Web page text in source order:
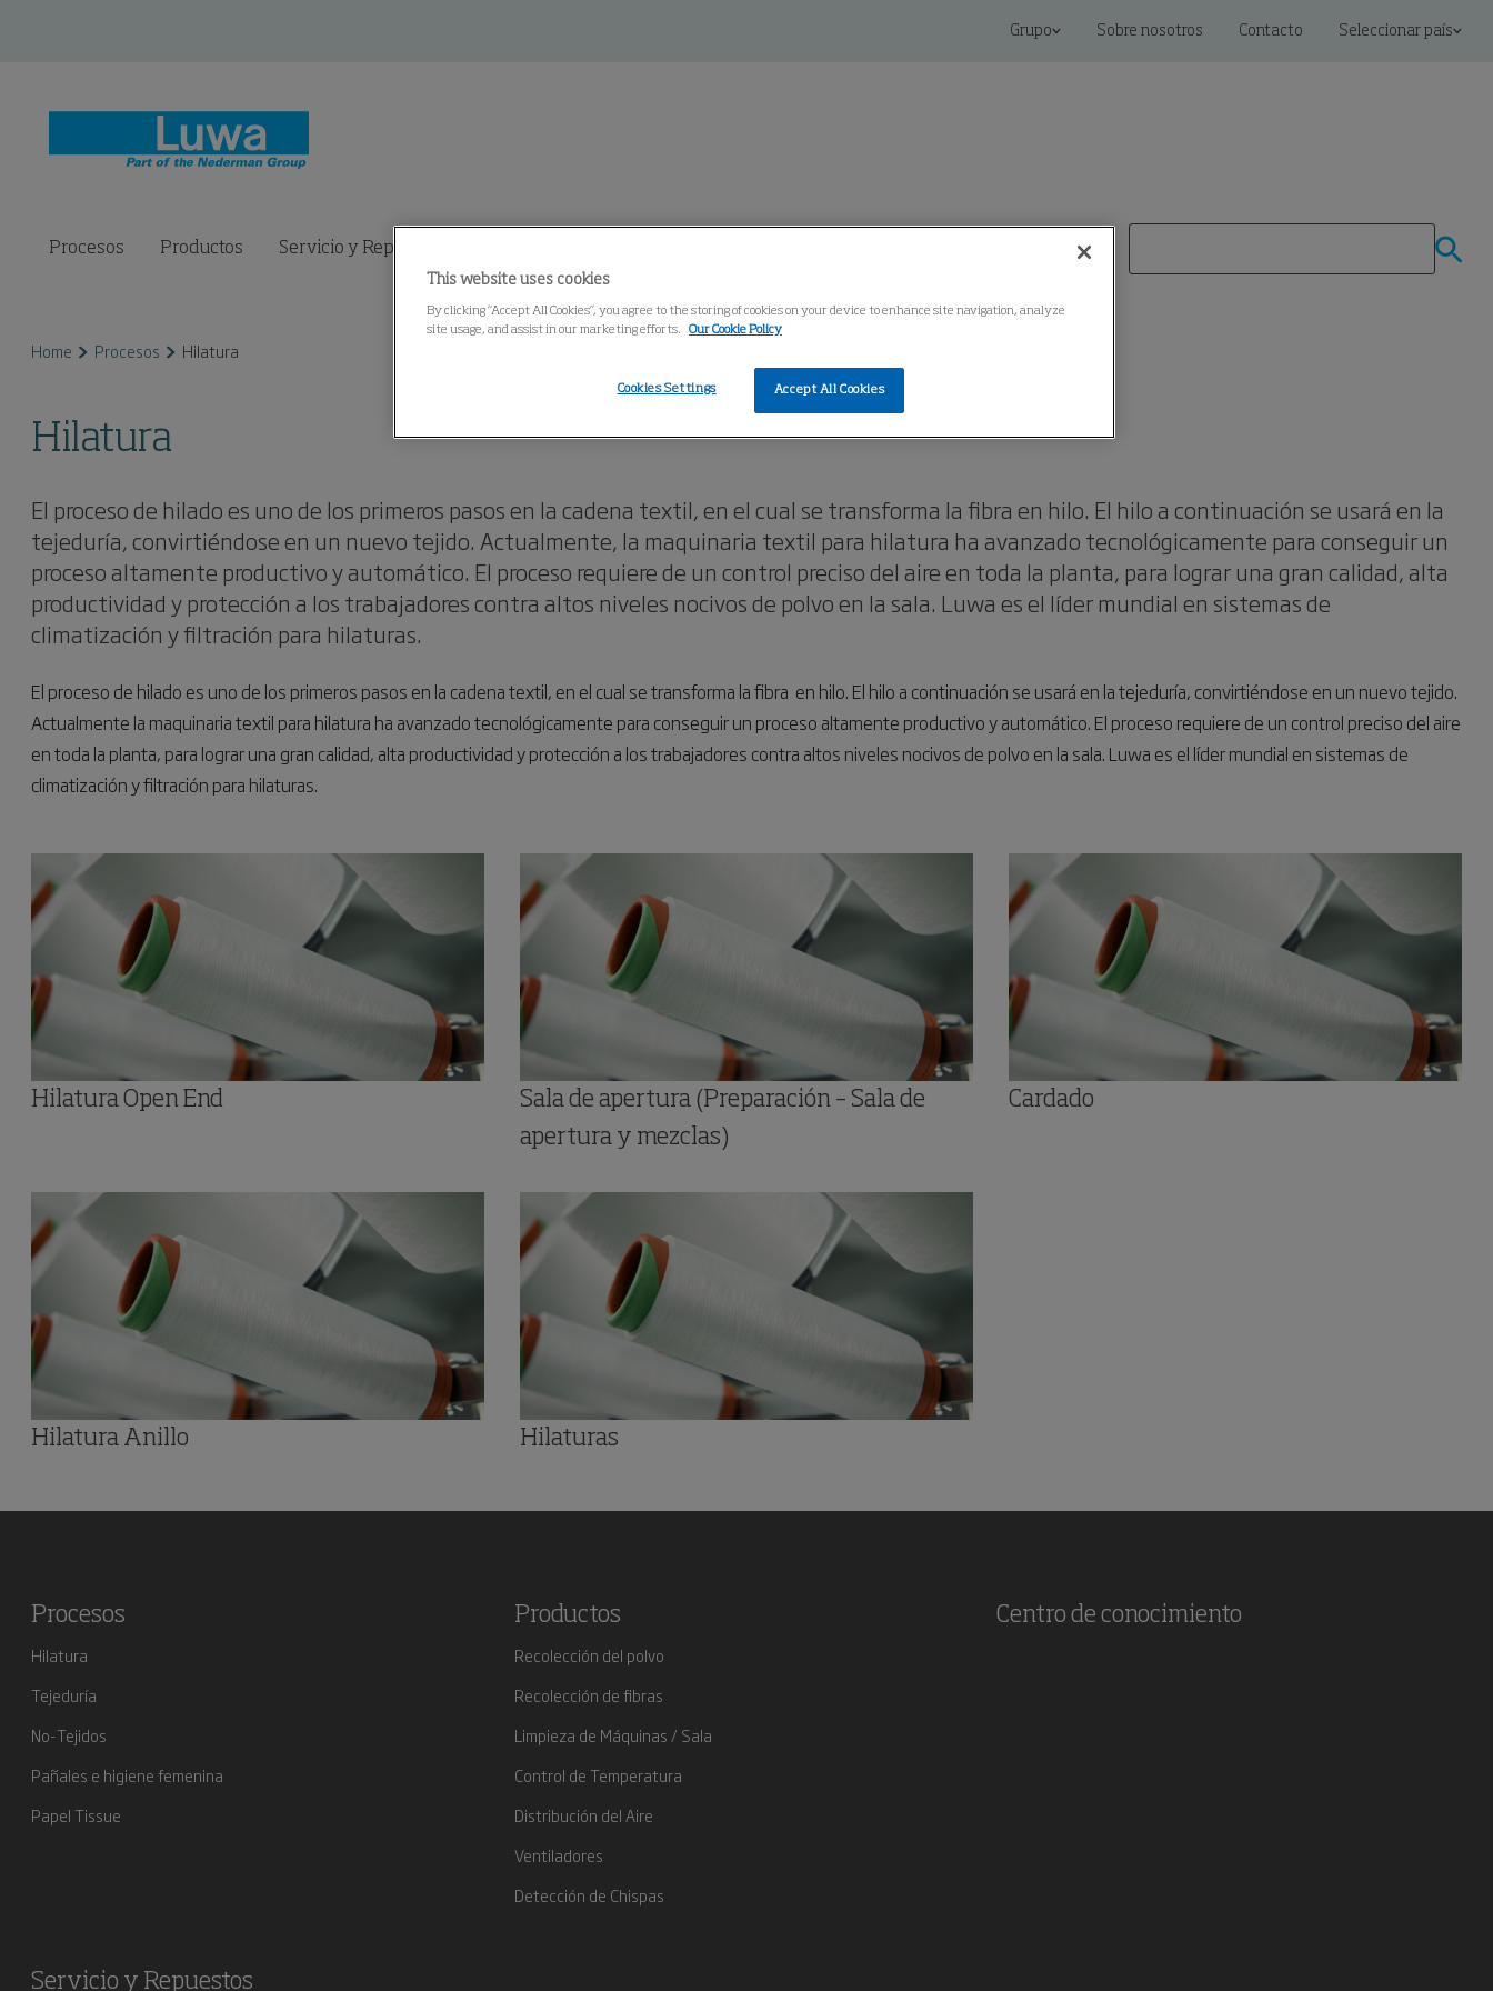
Grupo Sobre nosotros Contacto Seleccionar país
Procesos Productos Servicio y Repuestos
Home Procesos Hilatura
Hilatura
El proceso de hilado es uno de los primeros pasos en la cadena textil, en el cual se transforma la fibra en hilo. El hilo a continuación se usará en la
tejeduría, convirtiéndose en un nuevo tejido. Actualmente, la maquinaria textil para hilatura ha avanzado tecnológicamente para conseguir un
proceso altamente productivo y automático. El proceso requiere de un control preciso del aire en toda la planta, para lograr una gran calidad, alta
productividad y protección a los trabajadores contra altos niveles nocivos de polvo en la sala. Luwa es el líder mundial en sistemas de
climatización y filtración para hilaturas.
El proceso de hilado es uno de los primeros pasos en la cadena textil, en el cual se transforma la fibra en hilo. El hilo a continuación se usará en la tejeduría, convirtiéndose en un nuevo tejido.
Actualmente la maquinaria textil para hilatura ha avanzado tecnológicamente para conseguir un proceso altamente productivo y automático. El proceso requiere de un control preciso del aire
en toda la planta, para lograr una gran calidad, alta productividad y protección a los trabajadores contra altos niveles nocivos de polvo en la sala. Luwa es el líder mundial en sistemas de
climatización y filtración para hilaturas.
Hilatura Open End
Sala de apertura (Preparación – Sala de
apertura y mezclas)
Cardado
Hilatura Anillo Hilaturas
Procesos
Hilatura
Tejeduría
No-Tejidos
Pañales e higiene femenina
Papel Tissue
Productos
Recolección del polvo
Recolección de fibras
Limpieza de Máquinas / Sala
Control de Temperatura
Distribución del Aire
Ventiladores
Detección de Chispas
Centro de conocimiento
Servicio y Repuestos
This website uses cookies
By clicking “Accept All Cookies”, you agree to the storing of cookies on your device to enhance site navigation, analyze
site usage, and assist in our marketing efforts.
Our Cookie Policy
Accept All Cookies
Cookies Settings